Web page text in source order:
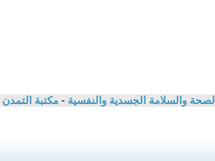
الصحة والسلامة الجسدية والنفسية - مكتبة التمدن